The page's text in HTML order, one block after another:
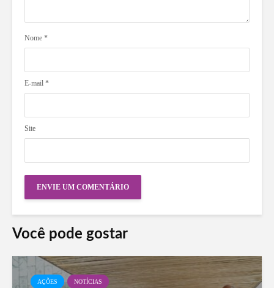
Nome *
E-mail *
Site
Você pode gostar
AÇÕES NOTÍCIAS